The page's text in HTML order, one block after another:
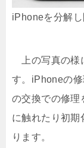
iPhoneを分解
上の写真の様
す。iPhoneの
の交換での修理
に触れたり初期
ります。